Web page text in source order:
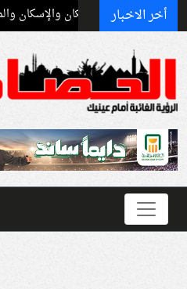
أخر الاخبار
للسكان والإسكان والمنشآت إلى 2028